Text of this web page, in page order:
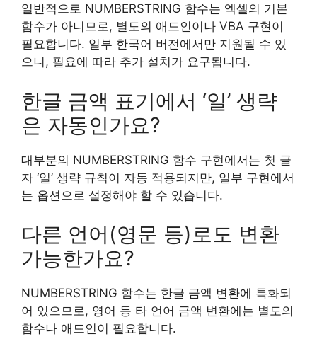
일반적으로 NUMBERSTRING 함수는 엑셀의 기본
함수가 아니므로, 별도의 애드인이나 VBA 구현이
필요합니다. 일부 한국어 버전에서만 지원될 수 있
으니, 필요에 따라 추가 설치가 요구됩니다.
한글 금액 표기에서 ‘일’ 생략
은 자동인가요?
대부분의 NUMBERSTRING 함수 구현에서는 첫 글
자 ‘일’ 생략 규칙이 자동 적용되지만, 일부 구현에서
는 옵션으로 설정해야 할 수 있습니다.
다른 언어(영문 등)로도 변환
가능한가요?
NUMBERSTRING 함수는 한글 금액 변환에 특화되
어 있으므로, 영어 등 타 언어 금액 변환에는 별도의
함수나 애드인이 필요합니다.